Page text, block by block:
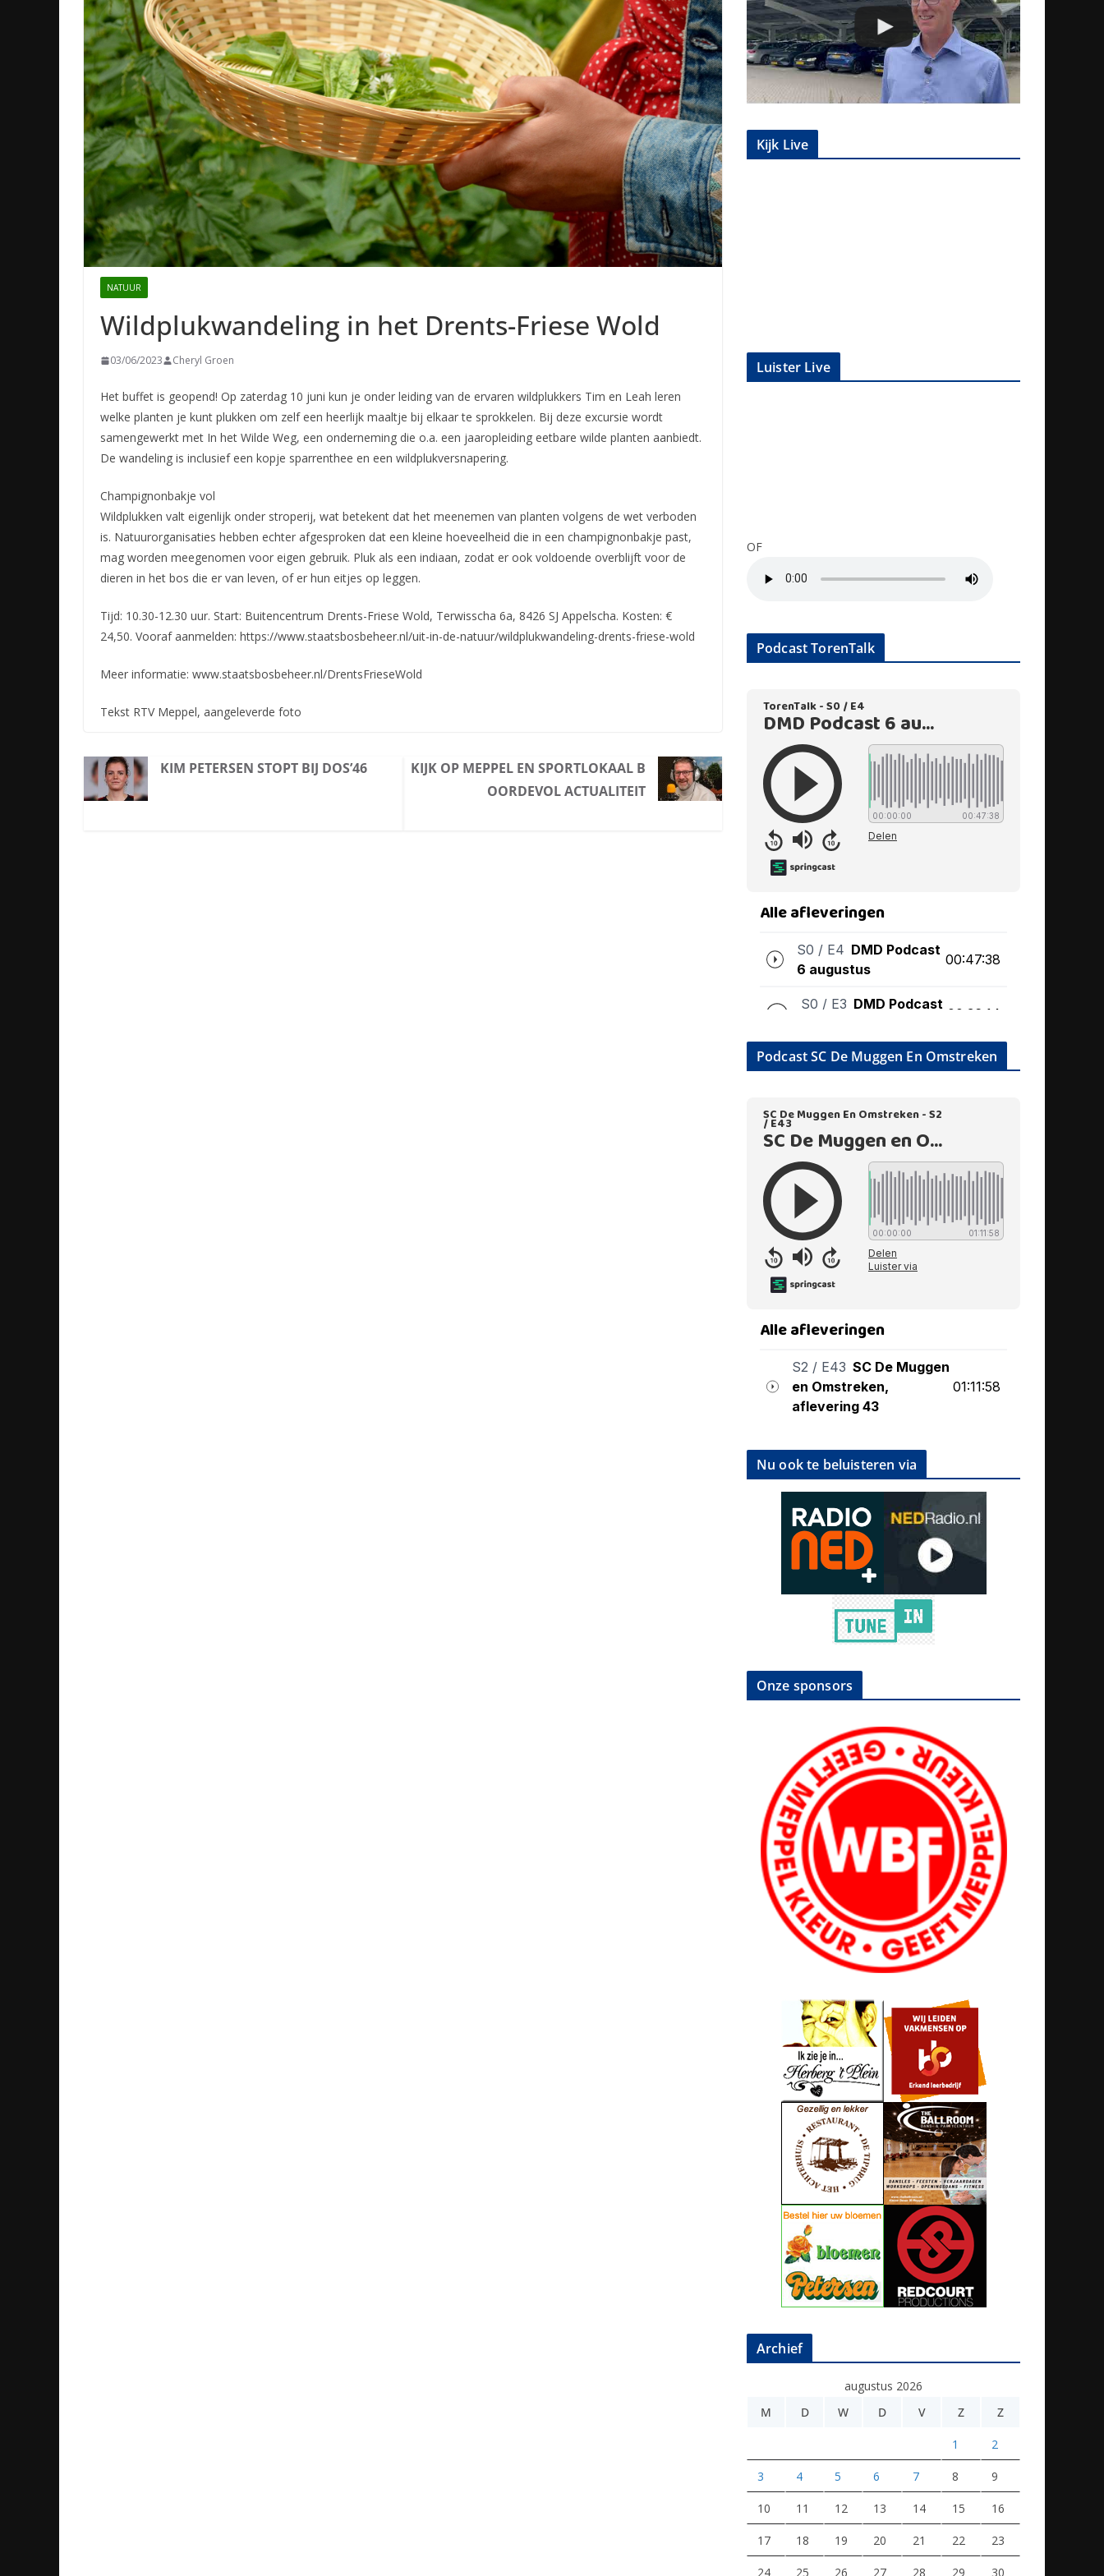
NATUUR
Wildplukwandeling in het Drents-Friese Wold
03/06/2023 Cheryl Groen
Het buffet is geopend! Op zaterdag 10 juni kun je onder leiding van de ervaren wildplukkers Tim en Leah leren
welke planten je kunt plukken om zelf een heerlijk maaltje bij elkaar te sprokkelen. Bij deze excursie wordt
samengewerkt met In het Wilde Weg, een onderneming die o.a. een jaaropleiding eetbare wilde planten aanbiedt.
De wandeling is inclusief een kopje sparrenthee en een wildplukversnapering.
Champignonbakje vol
Wildplukken valt eigenlijk onder stroperij, wat betekent dat het meenemen van planten volgens de wet verboden
is. Natuurorganisaties hebben echter afgesproken dat een kleine hoeveelheid die in een champignonbakje past,
mag worden meegenomen voor eigen gebruik. Pluk als een indiaan, zodat er ook voldoende overblijft voor de
dieren in het bos die er van leven, of er hun eitjes op leggen.
Tijd: 10.30-12.30 uur. Start: Buitencentrum Drents-Friese Wold, Terwisscha 6a, 8426 SJ Appelscha. Kosten: €
24,50. Vooraf aanmelden: https://www.staatsbosbeheer.nl/uit-in-de-natuur/wildplukwandeling-drents-friese-wold
Meer informatie: www.staatsbosbeheer.nl/DrentsFrieseWold
Tekst RTV Meppel, aangeleverde foto
KIM PETERSEN STOPT BIJ DOS’46
KIJK OP MEPPEL EN SPORTLOKAAL B
OORDEVOL ACTUALITEIT
Kijk Live
Luister Live
OF
Podcast TorenTalk
Podcast SC De Muggen En Omstreken
Nu ook te beluisteren via
Onze sponsors
Archief
augustus 2026
M
D W D V Z Z
1 2
3 4 5 6 7 8 9
10 11 12 13 14 15 16
17 18 19 20 21 22 23
24 25 26 27 28 29 30